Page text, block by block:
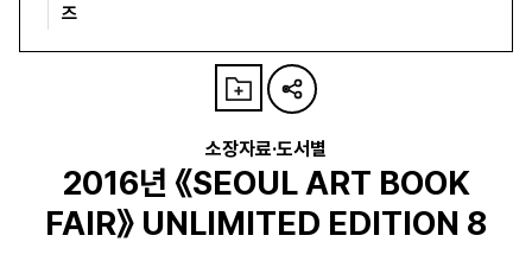
즈
소장자료·도서별
2016년 《SEOUL ART BOOK
FAIR》 UNLIMITED EDITION 8